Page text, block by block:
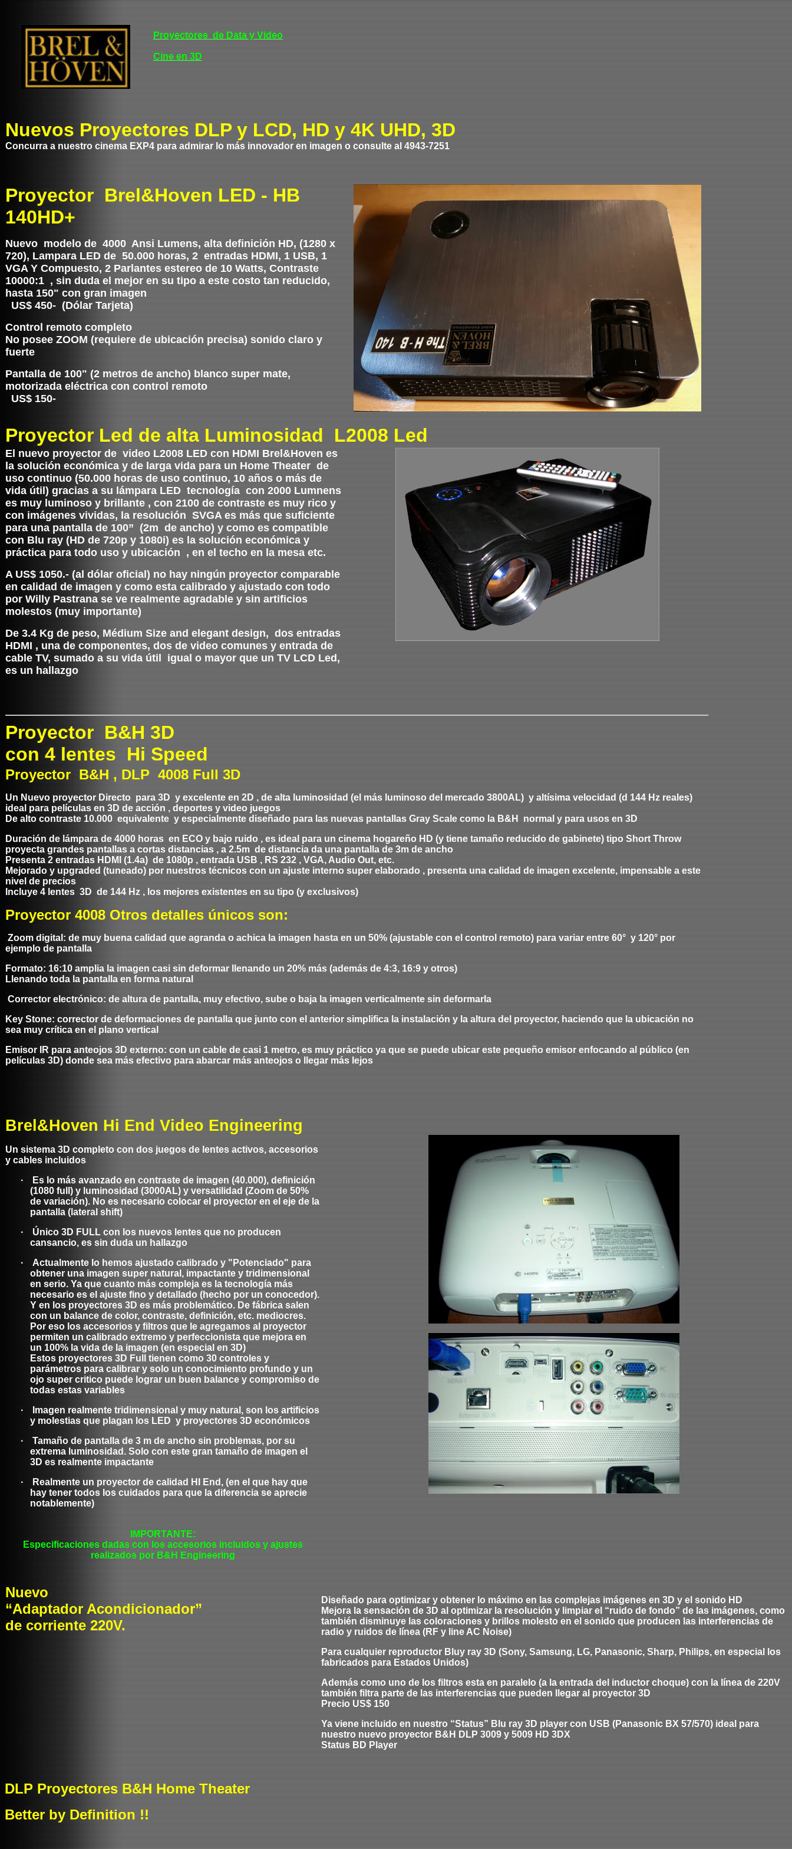
Proyectores de Data y Video
Cine en 3D
Nuevos Proyectores DLP y LCD, HD y 4K UHD, 3D
Concurra a nuestro cinema EXP4 para admirar lo más innovador en imagen o consulte al 4943-7251
Proyector Brel&Hoven LED - HB
140HD+
Nuevo modelo de 4000 Ansi Lumens, alta definición HD, (1280 x
720), Lampara LED de 50.000 horas, 2 entradas HDMI, 1 USB, 1
VGA Y Compuesto, 2 Parlantes estereo de 10 Watts, Contraste
10000:1 , sin duda el mejor en su tipo a este costo tan reducido,
hasta 150" con gran imagen
US$ 450- (Dólar Tarjeta)
Control remoto completo
No posee ZOOM (requiere de ubicación precisa) sonido claro y
fuerte
Pantalla de 100" (2 metros de ancho) blanco super mate,
motorizada eléctrica con control remoto
US$ 150-
Proyector Led de alta Luminosidad L2008 Led
El nuevo proyector de video L2008 LED con HDMI Brel&Hoven es
la solución económica y de larga vida para un Home Theater de
uso continuo (50.000 horas de uso continuo, 10 años o más de
vida útil) gracias a su lámpara LED tecnología con 2000 Lumnens
es muy luminoso y brillante , con 2100 de contraste es muy rico y
con imágenes vividas, la resolución SVGA es más que suficiente
para una pantalla de 100” (2m de ancho) y como es compatible
con Blu ray (HD de 720p y 1080i) es la solución económica y
práctica para todo uso y ubicación , en el techo en la mesa etc.
A US$ 1050.- (al dólar oficial) no hay ningún proyector comparable
en calidad de imagen y como esta calibrado y ajustado con todo
por Willy Pastrana se ve realmente agradable y sin artificios
molestos (muy importante)
De 3.4 Kg de peso, Médium Size and elegant design, dos entradas
HDMI , una de componentes, dos de video comunes y entrada de
cable TV, sumado a su vida útil igual o mayor que un TV LCD Led,
es un hallazgo
Proyector B&H 3D
con 4 lentes Hi Speed
Proyector B&H , DLP 4008 Full 3D
Un Nuevo proyector Directo para 3D y excelente en 2D , de alta luminosidad (el más luminoso del mercado 3800AL) y altísima velocidad (d 144 Hz reales)
ideal para películas en 3D de acción , deportes y video juegos
De alto contraste 10.000 equivalente y especialmente diseñado para las nuevas pantallas Gray Scale como la B&H normal y para usos en 3D
Duración de lámpara de 4000 horas en ECO y bajo ruido , es ideal para un cinema hogareño HD (y tiene tamaño reducido de gabinete) tipo Short Throw
proyecta grandes pantallas a cortas distancias , a 2.5m de distancia da una pantalla de 3m de ancho
Presenta 2 entradas HDMI (1.4a) de 1080p , entrada USB , RS 232 , VGA, Audio Out, etc.
Mejorado y upgraded (tuneado) por nuestros técnicos con un ajuste interno super elaborado , presenta una calidad de imagen excelente, impensable a este
nivel de precios
Incluye 4 lentes 3D de 144 Hz , los mejores existentes en su tipo (y exclusivos)
Proyector 4008Otros detalles únicos son:
Zoom digital: de muy buena calidad que agranda o achica la imagen hasta en un 50% (ajustable con el control remoto) para variar entre 60° y 120° por
ejemplo de pantalla
Formato: 16:10 amplia la imagen casi sin deformar llenando un 20% más (además de 4:3, 16:9 y otros)
Llenando toda la pantalla en forma natural
Corrector electrónico: de altura de pantalla, muy efectivo, sube o baja la imagen verticalmente sin deformarla
Key Stone: corrector de deformaciones de pantalla que junto con el anterior simplifica la instalación y la altura del proyector, haciendo que la ubicación no
sea muy crítica en el plano vertical
Emisor IR para anteojos 3D externo: con un cable de casi 1 metro, es muy práctico ya que se puede ubicar este pequeño emisor enfocando al público (en
películas 3D) donde sea más efectivo para abarcar más anteojos o llegar más lejos
Brel&Hoven Hi End Video Engineering
Un sistema 3D completo con dos juegos de lentes activos, accesorios
y cables incluidos
·
Es lo más avanzado en contraste de imagen (40.000), definición
(1080 full) y luminosidad (3000AL) y versatilidad (Zoom de 50%
de variación). No es necesario colocar el proyector en el eje de la
pantalla (lateral shift)
·
Único 3D FULL con los nuevos lentes que no producen
cansancio, es sin duda un hallazgo
·
Actualmente lo hemos ajustado calibrado y "Potenciado" para
obtener una imagen super natural, impactante y tridimensional
en serio. Ya que cuanto más compleja es la tecnología más
necesario es el ajuste fino y detallado (hecho por un conocedor).
Y en los proyectores 3D es más problemático. De fábrica salen
con un balance de color, contraste, definición, etc. mediocres.
Por eso los accesorios y filtros que le agregamos al proyector
permiten un calibrado extremo y perfeccionista que mejora en
un 100% la vida de la imagen (en especial en 3D)
Estos proyectores 3D Full tienen como 30 controles y
parámetros para calibrar y solo un conocimiento profundo y un
ojo super critico puede lograr un buen balance y compromiso de
todas estas variables
·
Imagen realmente tridimensional y muy natural, son los artificios
y molestias que plagan los LED y proyectores 3D económicos
·
Tamaño de pantalla de 3 m de ancho sin problemas, por su
extrema luminosidad. Solo con este gran tamaño de imagen el
3D es realmente impactante
·
Realmente un proyector de calidad HI End, (en el que hay que
hay tener todos los cuidados para que la diferencia se aprecie
notablemente)
IMPORTANTE:
Especificaciones dadas con los accesorios incluidos y ajustes
realizados por B&H Engineering
Nuevo
“Adaptador Acondicionador”
de corriente 220V.
Diseñado para optimizar y obtener lo máximo en las complejas imágenes en 3D y el sonido HD
Mejora la sensación de 3D al optimizar la resolución y limpiar el “ruido de fondo” de las imágenes, como
también disminuye las coloraciones y brillos molesto en el sonido que producen las interferencias de
radio y ruidos de línea (RF y line AC Noise)
Para cualquier reproductor Bluy ray 3D (Sony, Samsung, LG, Panasonic, Sharp, Philips, en especial los
fabricados para Estados Unidos)
Además como uno de los filtros esta en paralelo (a la entrada del inductor choque) con la línea de 220V
también filtra parte de las interferencias que pueden llegar al proyector 3D
Precio US$ 150
Ya viene incluido en nuestro “Status” Blu ray 3D player con USB (Panasonic BX 57/570) ideal para
nuestro nuevo proyector B&H DLP 3009 y 5009 HD 3DX
Status BD Player
DLP ProyectoresB&HHome Theater
Better by Definition !!